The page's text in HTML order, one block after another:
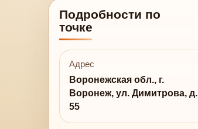
Подробности по
точке
Адрес
Воронежская обл., г.
Воронеж, ул. Димитрова, д.
55